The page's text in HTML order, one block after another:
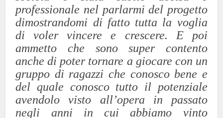
professionale nel parlarmi del progetto
dimostrandomi di fatto tutta la voglia
di voler vincere e crescere. E poi
ammetto che sono super contento
anche di poter tornare a giocare con un
gruppo di ragazzi che conosco bene e
del quale conosco tutto il potenziale
avendolo visto all’opera in passato
negli anni in cui abbiamo vinto